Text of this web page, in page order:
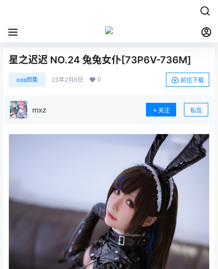
星之迟迟 NO.24 兔兔女仆[73P6V-736M]
cos图集 23年2月6日 0 前往下载
mxz 关注 私信